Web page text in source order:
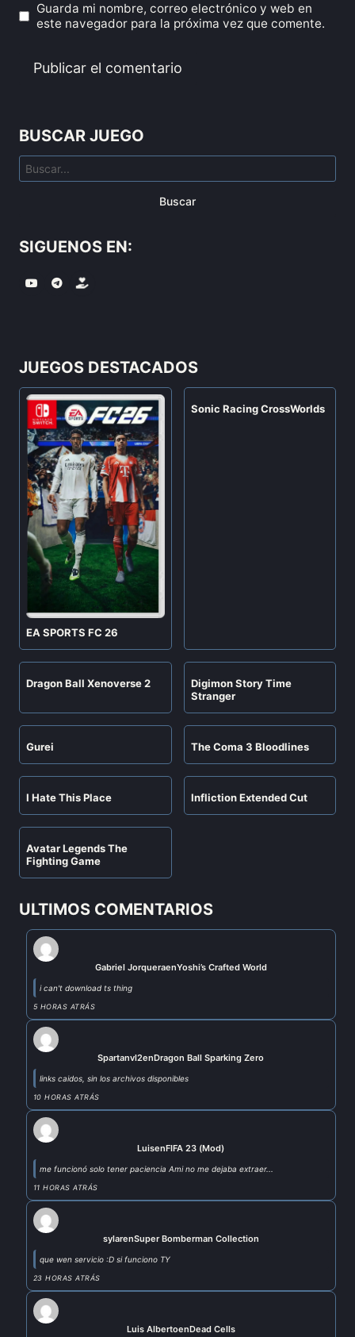
Guarda mi nombre, correo electrónico y web en
este navegador para la próxima vez que comente.
BUSCAR JUEGO
Buscar
SIGUENOS EN:
JUEGOS DESTACADOS
EA SPORTS FC 26
Sonic Racing CrossWorlds
Dragon Ball Xenoverse 2
Digimon Story Time
Stranger
Gurei The Coma 3 Bloodlines
I Hate This Place Infliction Extended Cut
Avatar Legends The
Fighting Game
ULTIMOS COMENTARIOS
Gabriel JorqueraenYoshi’s Crafted World
i can't download ts thing
5 HORAS ATRÁS
Spartanvl2enDragon Ball Sparking Zero
links caidos, sin los archivos disponibles
10 HORAS ATRÁS
LuisenFIFA 23 (Mod)
me funcionó solo tener paciencia Ami no me dejaba extraer...
11 HORAS ATRÁS
sylarenSuper Bomberman Collection
que wen servicio :D si funciono TY
23 HORAS ATRÁS
Luis AlbertoenDead Cells